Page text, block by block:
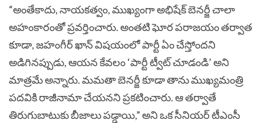
“అంతేకాదు, నాయకత్వం, ముఖ్యంగా అభిషేక్ బెనర్జీ చాలా
అహంకారంతో ప్రవర్తించారు. అంతటి ఘోర పరాజయం తర్వాత
కూడా, జహంగీర్ ఖాన్ విషయంలో పార్టీ ఏం చేస్తోందని
అడిగినప్పుడు, ఆయన కేవలం ‘పార్టీ ట్వీట్ చూడండి’ అని
మాత్రమే అన్నారు. మమతా బెనర్జీ కూడా తాను ముఖ్యమంత్రి
పదవికి రాజీనామా చేయనని ప్రకటించారు. ఆ తర్వాతే
తిరుగుబాటుకు బీజాలు పడ్డాయి,” అని ఒక సీనియర్ టీఎంసీ